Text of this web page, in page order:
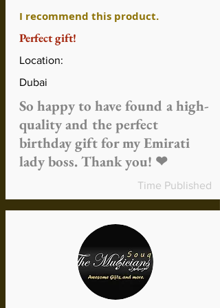
Sie können Ihre Rückerstattung als
Gutschrift erhalten, die Sie zum
Einkaufen oder für Musikunterricht
Die Rückerstattungszeit kann je nach
Zahlungsmethode und
Versand- und Bearbeitungsgebühren
sind nicht erstattungsfähig, es sei
denn, das Produkt ist fehlerhaft oder
falsch
Mehr über Rückerstattungen
I recommend this product.
Perfect gift!
Location:
Dubai
So happy to have found a high-
quality and the perfect
birthday gift for my Emirati
lady boss. Thank you! ❤
Time Published